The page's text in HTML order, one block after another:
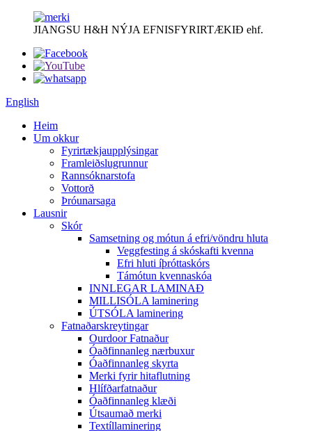
JIANGSU H&H NÝJA EFNISFYRIRTÆKIÐ ehf.
English
Heim
Um okkur
Fyrirtækjaupplýsingar
Framleiðslugrunnur
Rannsóknarstofa
Vottorð
Þróunarsaga
Lausnir
Skór
Samsetning og mótun á efri/vöndru hluta
Veggfesting á skóskafti kvenna
Efri hluti íþróttaskórs
Támótun kvennaskóa
INNLEGAR LAMINAÐ
MILLISÓLA laminering
ÚTSÓLA laminering
Fatnaðarskreytingar
Ourdoor Fatnaður
Óaðfinnanleg nærbuxur
Óaðfinnanleg skyrta
Merki fyrir hitaflutning
Hlífðarfatnaður
Óaðfinnanleg klæði
Útsaumað merki
Textíllaminering